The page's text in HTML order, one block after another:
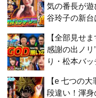
気の番長が
谷玲子の新台
【全部見せ
感謝の出ノリ
り・松本バ
【e 七つの
段違い！渾